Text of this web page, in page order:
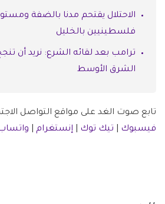
الاحتلال يقتحم مدنا بالضفة
فلسطينيين بالخليل
ترامب بعد لقائه الشرع: نريد أن
الشرق الأوسط
تابع صوت الغد على مواقع التواصل
فيسبوك
تيك توك إنستغرام